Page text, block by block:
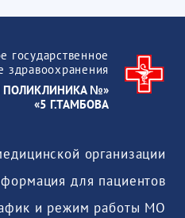
государственное
ПОЛИКЛИНИКА №
5 Г.ТАМБОВА»
организации
для пациентов
и режим работы МО